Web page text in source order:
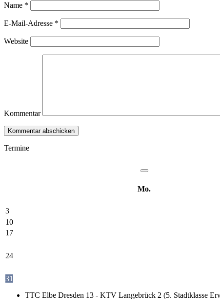
Name *
E-Mail-Adresse *
Website
Kommentar
Termine
Mo.
3
10
17
24
31
TTC Elbe Dresden 13 - KTV Langebrück 2 (5. Stadtklasse